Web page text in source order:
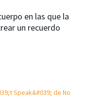
en las que la
un recuerdo